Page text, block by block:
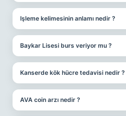
Işleme kelimesinin anlamı nedir ?
Baykar Lisesi burs veriyor mu ?
Kanserde kök hücre tedavisi nedir ?
AVA coin arzı nedir ?